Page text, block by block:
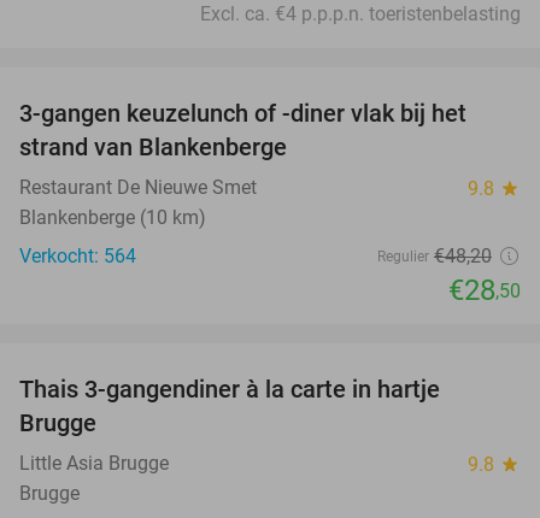
Excl. ca. €4 p.p.p.n. toeristenbelasting
3-gangen keuzelunch of -diner vlak bij het
strand van Blankenberge
Restaurant De Nieuwe Smet 9.8 star
Blankenberge (10 km)
Verkocht: 564
Regulier €48,20
€28,50
Thais 3-gangendiner à la carte in hartje
Brugge
Little Asia Brugge 9.8 star
Brugge